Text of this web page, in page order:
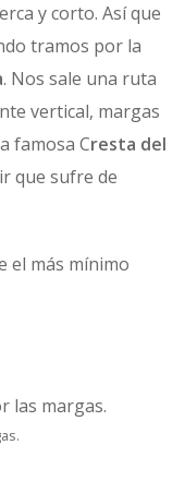
y corto. Así que
tramos por la
. Nos sale una ruta
vertical, margas
famosa Cresta del
que sufre de
el más mínimo